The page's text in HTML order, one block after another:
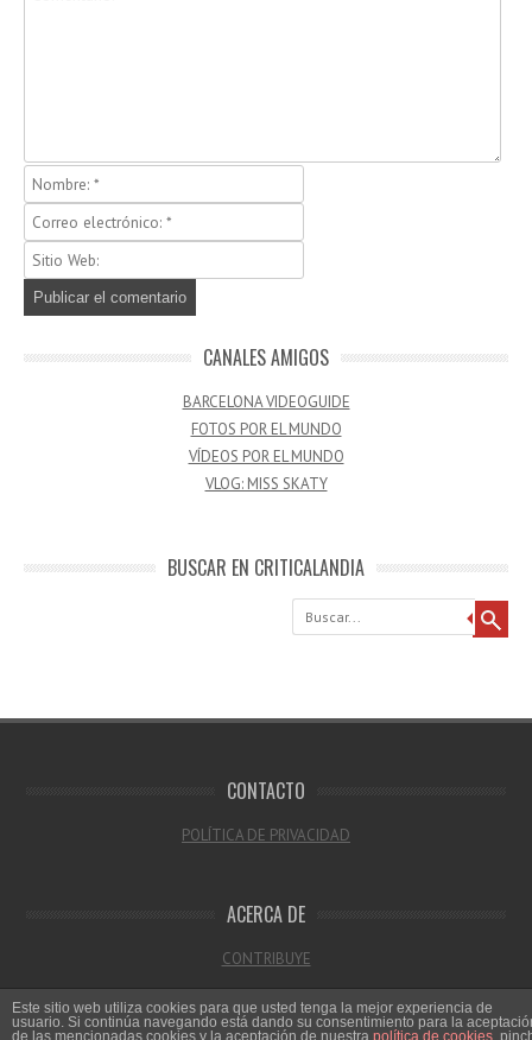
CANALES AMIGOS
BARCELONA VIDEOGUIDE
FOTOS POR EL MUNDO
VÍDEOS POR EL MUNDO
VLOG: MISS SKATY
BUSCAR EN CRITICALANDIA
Buscar
CONTACTO
POLÍTICA DE PRIVACIDAD
ACERCA DE
CONTRIBUYE
Este sitio web utiliza cookies para que usted tenga la mejor experiencia de
usuario. Si continúa navegando está dando su consentimiento para la
de las mencionadas cookies y la aceptación de nuestra política de cookies ,